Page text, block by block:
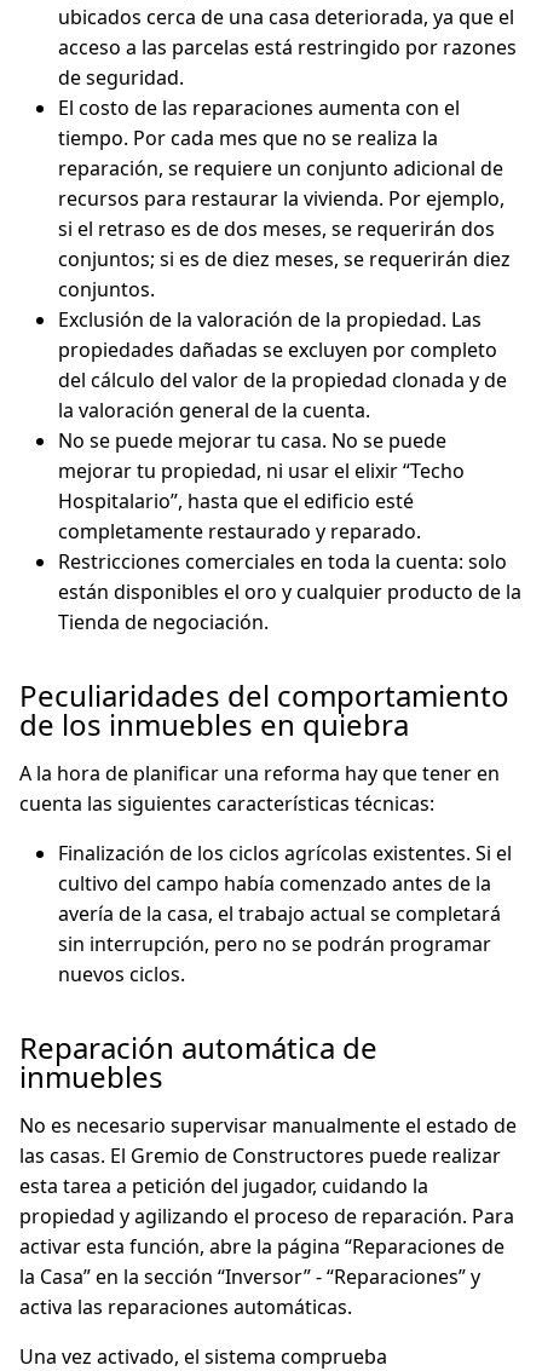
ubicados cerca de una casa deteriorada, ya que el
acceso a las parcelas está restringido por razones
de seguridad.
El costo de las reparaciones aumenta con el
tiempo. Por cada mes que no se realiza la
reparación, se requiere un conjunto adicional de
recursos para restaurar la vivienda. Por ejemplo,
si el retraso es de dos meses, se requerirán dos
conjuntos; si es de diez meses, se requerirán diez
conjuntos.
Exclusión de la valoración de la propiedad. Las
propiedades dañadas se excluyen por completo
del cálculo del valor de la propiedad clonada y de
la valoración general de la cuenta.
No se puede mejorar tu casa. No se puede
mejorar tu propiedad, ni usar el elixir “Techo
Hospitalario”, hasta que el edificio esté
completamente restaurado y reparado.
Restricciones comerciales en toda la cuenta: solo
están disponibles el oro y cualquier producto de la
Tienda de negociación.
Peculiaridades del comportamiento
de los inmuebles en quiebra
A la hora de planificar una reforma hay que tener en
cuenta las siguientes características técnicas:
Finalización de los ciclos agrícolas existentes. Si el
cultivo del campo había comenzado antes de la
avería de la casa, el trabajo actual se completará
sin interrupción, pero no se podrán programar
nuevos ciclos.
Reparación automática de
inmuebles
No es necesario supervisar manualmente el estado de
las casas. El Gremio de Constructores puede realizar
esta tarea a petición del jugador, cuidando la
propiedad y agilizando el proceso de reparación. Para
activar esta función, abre la página “Reparaciones de
la Casa” en la sección “Inversor” - “Reparaciones” y
activa las reparaciones automáticas.
Una vez activado, el sistema comprueba